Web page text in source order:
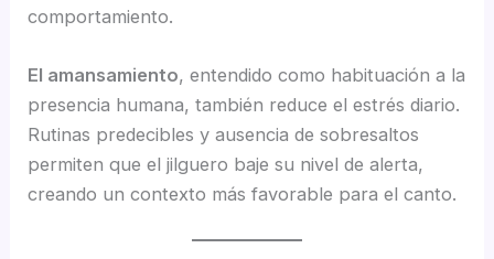
comportamiento.
El amansamiento, entendido como habituación a la
presencia humana, también reduce el estrés diario.
Rutinas predecibles y ausencia de sobresaltos
permiten que el jilguero baje su nivel de alerta,
creando un contexto más favorable para el canto.